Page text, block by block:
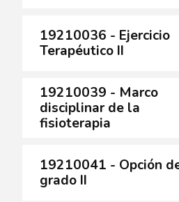
19210036 - Ejercicio
Terapéutico II
19210039 - Marco
disciplinar de la
fisioterapia
19210041 - Opción
grado II